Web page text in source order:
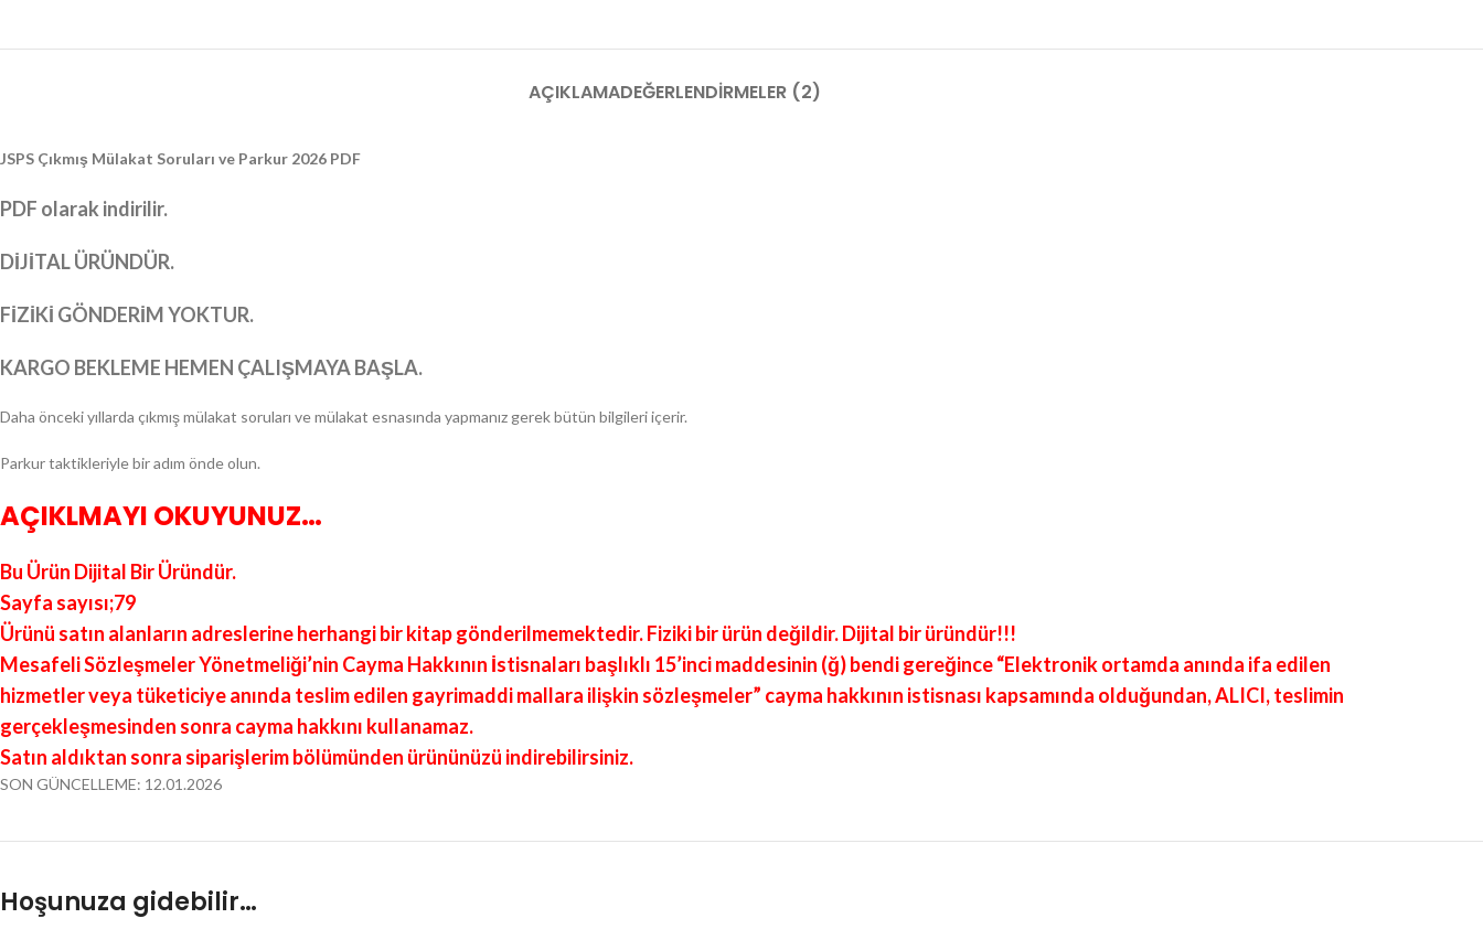
AÇIKLAMADEĞERLENDIRMELER (2)
JSPS Çıkmış Mülakat Soruları ve Parkur 2026 PDF
PDF olarak indirilir.
DİJİTAL ÜRÜNDÜR.
FİZİKİ GÖNDERİM YOKTUR.
KARGO BEKLEME HEMEN ÇALIŞMAYA BAŞLA.
Daha önceki yıllarda çıkmış mülakat soruları ve mülakat esnasında yapmanız gerek bütün bilgileri içerir.
Parkur taktikleriyle bir adım önde olun.
AÇIKLMAYI OKUYUNUZ…
Bu Ürün Dijital Bir Üründür.
Sayfa sayısı;79
Ürünü satın alanların adreslerine herhangi bir kitap gönderilmemektedir. Fiziki bir ürün değildir. Dijital bir üründür!!!
Mesafeli Sözleşmeler Yönetmeliği’nin Cayma Hakkının İstisnaları başlıklı 15’inci maddesinin (ğ) bendi gereğince “Elektronik ortamda anında ifa edilen
hizmetler veya tüketiciye anında teslim edilen gayrimaddi mallara ilişkin sözleşmeler” cayma hakkının istisnası kapsamında olduğundan, ALICI, teslimin
gerçekleşmesinden sonra cayma hakkını kullanamaz.
Satın aldıktan sonra siparişlerim bölümünden ürününüzü indirebilirsiniz.
SON GÜNCELLEME: 12.01.2026
Hoşunuza gidebilir…